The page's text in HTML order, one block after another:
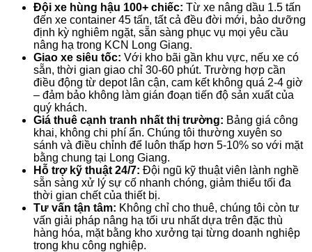
Đội xe hùng hậu 100+ chiếc: Từ xe nâng dầu 1.5 tấn
đến xe container 45 tấn, tất cả đều đời mới, bảo dưỡng
định kỳ nghiêm ngặt, sẵn sàng phục vụ mọi yêu cầu
nâng hạ trong KCN Long Giang.
Giao xe siêu tốc: Với kho bãi gần khu vực, nếu xe có
sẵn, thời gian giao chỉ 30-60 phút. Trường hợp cần
điều động từ depot lân cận, cam kết không quá 2-4 giờ
– đảm bảo không làm gián đoạn tiến độ sản xuất của
quý khách.
Giá thuê cạnh tranh nhất thị trường: Bảng giá công
khai, không chi phí ẩn. Chúng tôi thường xuyên so
sánh và điều chỉnh để luôn thấp hơn 5-10% so với mặt
bằng chung tại Long Giang.
Hỗ trợ kỹ thuật 24/7: Đội ngũ kỹ thuật viên lành nghề
sẵn sàng xử lý sự cố nhanh chóng, giảm thiểu tối đa
thời gian chết của thiết bị.
Tư vấn tận tâm: Không chỉ cho thuê, chúng tôi còn tư
vấn giải pháp nâng hạ tối ưu nhất dựa trên đặc thù
hàng hóa, mặt bằng kho xưởng tại từng doanh nghiệp
trong khu công nghiệp.